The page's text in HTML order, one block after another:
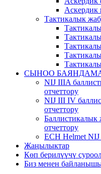
Аскердик
Тактикалык
СЫНОО
NIJ IIIA
отчеттору
NIJ III IV
отчеттору
отчеттору
ECH Helmet NIJ
Жаңылыктар
Көп берилүүчү
Биз менен